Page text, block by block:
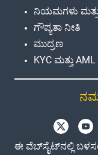
ನಿಯಮಗಳು ಮತ್ತು
ಗೌಪ್ಯತಾ ನೀತಿ
ಮುದ್ರಣ
KYC ಮತ್ತು AML
ಈ ವೆಬ್‌ಸೈಟ್‌ನಲ್ಲಿ